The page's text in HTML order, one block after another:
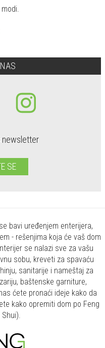
newsletter
SE
bavi uređenjem enterijera,
- rešenjima koja će vaš dom
se nalazi sve za vašu
sobu, kreveti za spavaću
sanitarije i nameštaj za
baštenske garniture,
ćete pronaći ideje kako da
kako opremiti dom po Feng
Shui).